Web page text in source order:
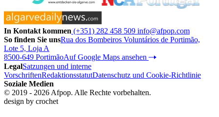
In Kontakt kommen (+351) 282 458 509 info@afpop.com
So finden Sie unsRua dos Bombeiros Voluntários de Portimão,
Lote 5, Loja A
8500-649 PortimãoAuf Google Maps ansehen
LegalSatzungen und interne
VorschriftenRedaktionsstatutDatenschutz und Cookie-Richtlinie
Soziale Medien
© 2019 - 2026 Afpop. Alle Rechte vorbehalten.
design by crochet